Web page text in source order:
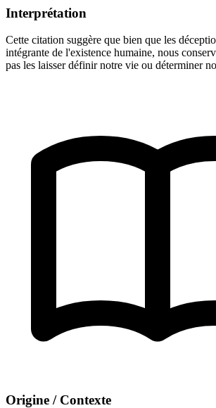
Interprétation
Cette citation suggère que bien que les
intégrante de l'existence humaine, nous
pas les laisser définir notre vie ou déterminer
Origine / Contexte